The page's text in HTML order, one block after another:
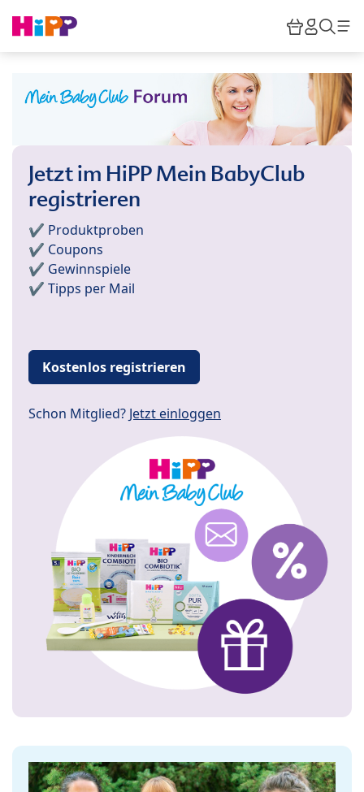
HiPP
Jetzt im HiPP Mein BabyClub
registrieren
✔️ Produktproben
✔️ Coupons
✔️ Gewinnspiele
✔️ Tipps per Mail
Kostenlos registrieren
Schon Mitglied? Jetzt einloggen